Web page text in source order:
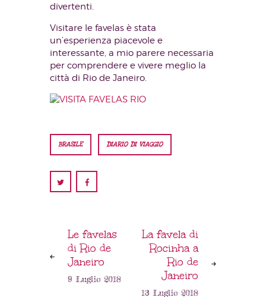
divertenti.
Visitare le favelas è stata
un’esperienza piacevole e
interessante, a mio parere necessaria
per comprendere e vivere meglio la
città di Rio de Janeiro.
BRASILE DIARIO DI VIAGGIO
Le favelas
di Rio de
Janeiro
9 Luglio 2018
La favela di
Rocinha a
Rio de
Janeiro
13 Luglio 2018